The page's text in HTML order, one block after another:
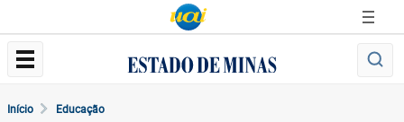
Início Educação